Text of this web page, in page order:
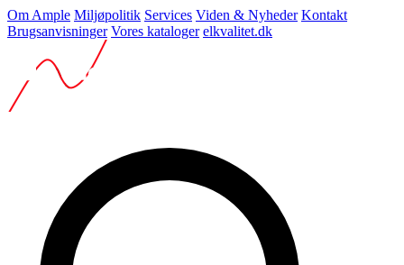
Om Ample Miljøpolitik Services Viden & Nyheder Kontakt
Brugsanvisninger Vores kataloger elkvalitet.dk